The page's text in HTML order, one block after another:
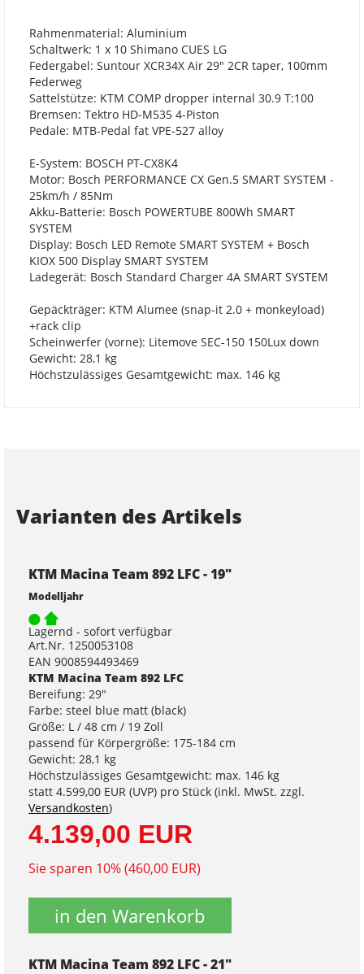
Rahmenmaterial: Aluminium
Schaltwerk: 1 x 10 Shimano CUES LG
Federgabel: Suntour XCR34X Air 29" 2CR taper, 100mm
Federweg
Sattelstütze: KTM COMP dropper internal 30.9 T:100
Bremsen: Tektro HD-M535 4-Piston
Pedale: MTB-Pedal fat VPE-527 alloy
E-System: BOSCH PT-CX8K4
Motor: Bosch PERFORMANCE CX Gen.5 SMART SYSTEM -
25km/h / 85Nm
Akku-Batterie: Bosch POWERTUBE 800Wh SMART
SYSTEM
Display: Bosch LED Remote SMART SYSTEM + Bosch
KIOX 500 Display SMART SYSTEM
Ladegerät: Bosch Standard Charger 4A SMART SYSTEM
Gepäckträger: KTM Alumee (snap-it 2.0 + monkeyload)
+rack clip
Scheinwerfer (vorne): Litemove SEC-150 150Lux down
Gewicht: 28,1 kg
Höchstzulässiges Gesamtgewicht: max. 146 kg
Varianten des Artikels
KTM Macina Team 892 LFC - 19"
Modelljahr
Lagernd - sofort verfügbar
Art.Nr. 1250053108
EAN 9008594493469
KTM Macina Team 892 LFC
Bereifung: 29"
Farbe: steel blue matt (black)
Größe: L / 48 cm / 19 Zoll
passend für Körpergröße: 175-184 cm
Gewicht: 28,1 kg
Höchstzulässiges Gesamtgewicht: max. 146 kg
statt 4.599,00 EUR (UVP) pro Stück (inkl. MwSt. zzgl.
Versandkosten)
4.139,00 EUR
Sie sparen 10% (460,00 EUR)
in den Warenkorb
KTM Macina Team 892 LFC - 21"